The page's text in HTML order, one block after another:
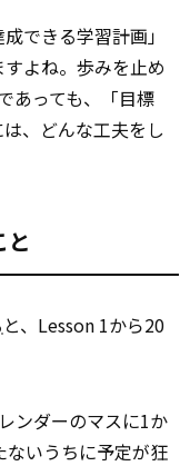
できる学習計画」
よね。歩みを止め
あっても、「目標
、どんな工夫をし
と、Lesson 1から20
ンダーのマスに1か
ないうちに予定が狂